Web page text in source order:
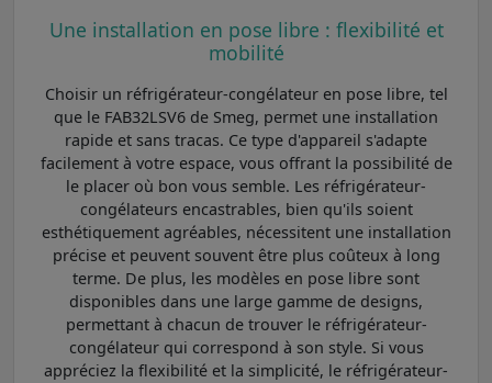
Une installation en pose libre : flexibilité et
mobilité
Choisir un réfrigérateur-congélateur en pose libre, tel
que le FAB32LSV6 de Smeg, permet une installation
rapide et sans tracas. Ce type d'appareil s'adapte
facilement à votre espace, vous offrant la possibilité de
le placer où bon vous semble. Les réfrigérateur-
congélateurs encastrables, bien qu'ils soient
esthétiquement agréables, nécessitent une installation
précise et peuvent souvent être plus coûteux à long
terme. De plus, les modèles en pose libre sont
disponibles dans une large gamme de designs,
permettant à chacun de trouver le réfrigérateur-
congélateur qui correspond à son style. Si vous
appréciez la flexibilité et la simplicité, le réfrigérateur-